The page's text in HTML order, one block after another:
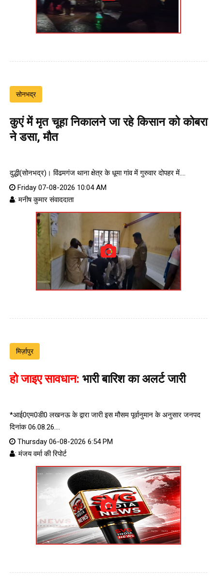
सोनभद्र
कुएं में मृत चूहा निकालने जा रहे किसान को कोबरा
ने डसा, मौत
दुद्धी(सोनभद्र)। विंढमगंज थाना क्षेत्र के धूमा गांव में गुरुवार दोपहर में....
Friday 07-08-2026 10:04 AM
: मनीष कुमार संवाददाता
मिर्ज़ापुर
हो जाइए सावधान: भारी बारिश का अलर्ट जारी
*आई0एम0डी0 लखनऊ के द्वारा जारी इस मौसम पूर्वानुमान के अनुसार जनपद
दिनांक 06.08.26....
Thursday 06-08-2026 6:54 PM
: मंजय वर्मा की रिपोर्ट